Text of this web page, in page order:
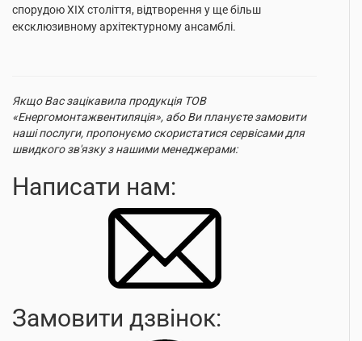
спорудою XIX століття, відтворення у ще більш
ексклюзивному архітектурному ансамблі.
Якщо Вас зацікавила продукція ТОВ
«Енергомонтажвентиляція», або Ви плануєте замовити
наші послуги, пропонуємо скористатися сервісами для
швидкого зв'язку з нашими менеджерами:
Написати нам:
Замовити дзвінок: